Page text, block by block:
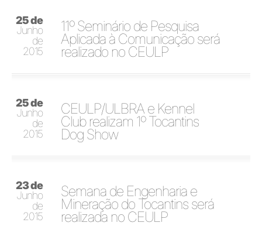
25 de
Junho
de
2015
11º Seminário de Pesquisa
Aplicada à Comunicação será
realizado no CEULP
25 de
Junho
de
2015
CEULP/ULBRA e Kennel
Club realizam 1º Tocantins
Dog Show
23 de
Junho
de
2015
Semana de Engenharia e
Mineração do Tocantins será
realizada no CEULP